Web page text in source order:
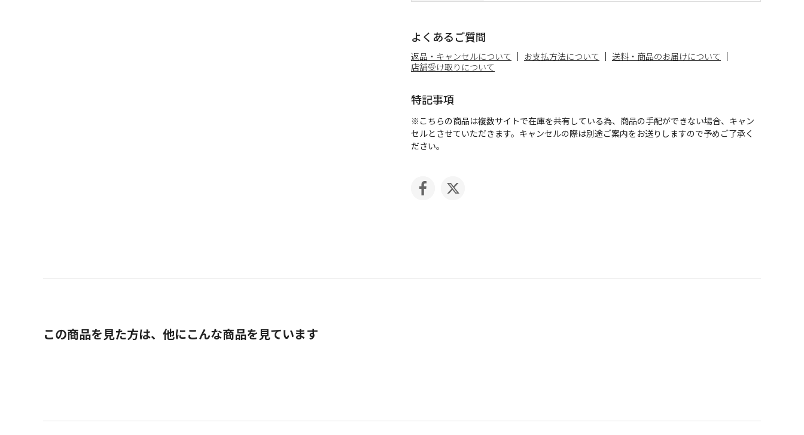
よくあるご質問
返品・キャンセルについて お支払方法について
送料・商品のお届けについて
店舗受け取りについて
特記事項
※こちらの商品は複数サイトで在庫を共有している為、商品の手配ができない場合、キャン
セルとさせていただきます。キャンセルの際は別途ご案内をお送りしますので予めご了承く
ださい。
この商品を見た方は、他にこんな商品を見ています